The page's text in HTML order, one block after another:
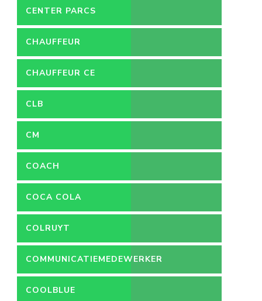
CENTER PARCS
CHAUFFEUR
CHAUFFEUR CE
CLB
CM
COACH
COCA COLA
COLRUYT
COMMUNICATIEMEDEWERKER
COOLBLUE